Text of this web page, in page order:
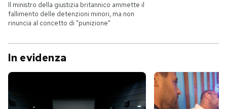
I MIEI PREFERITI
SHOP
Il ministro della giustizia britannico ammette il
fallimento delle detenzioni minori, ma non
rinuncia al concetto di "punizione"
In evidenza